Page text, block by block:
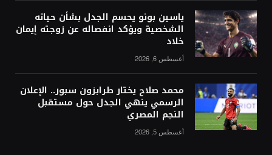
ياسين بونو يحسم الجدل بشأن حياته
الشخصية ويؤكد انفصاله عن زوجته إيمان
خلاد
أغسطس 6, 2026
محمد صلاح يختار طرابزون سبور.. الإعلان
الرسمي ينهي الجدل حول مستقبل
النجم المصري
أغسطس 5, 2026